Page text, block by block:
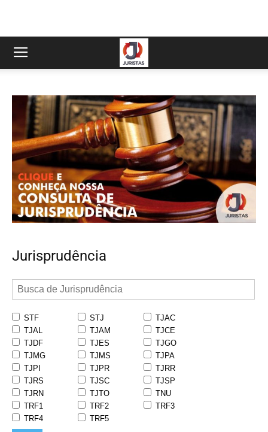
Jurisprudência
STF STJ
TJAC
TJAL
TJAM
TJCE
TJDF
TJES
TJGO
TJMG
TJMS
TJPA
TJPI
TJPR
TJRR
TJRS
TJSC
TJSP
TJRN
TJTO
TNU
TRF1
TRF2
TRF3
TRF4
TRF5